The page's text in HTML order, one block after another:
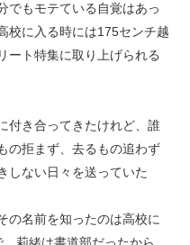
もモテている自覚はあっ
校に入る時には175センチ越
ート特集に取り上げられる
付き合ってきたけれど、誰
の拒まず、去るもの追わず
しない日々を送っていた
名前を知ったのは高校に